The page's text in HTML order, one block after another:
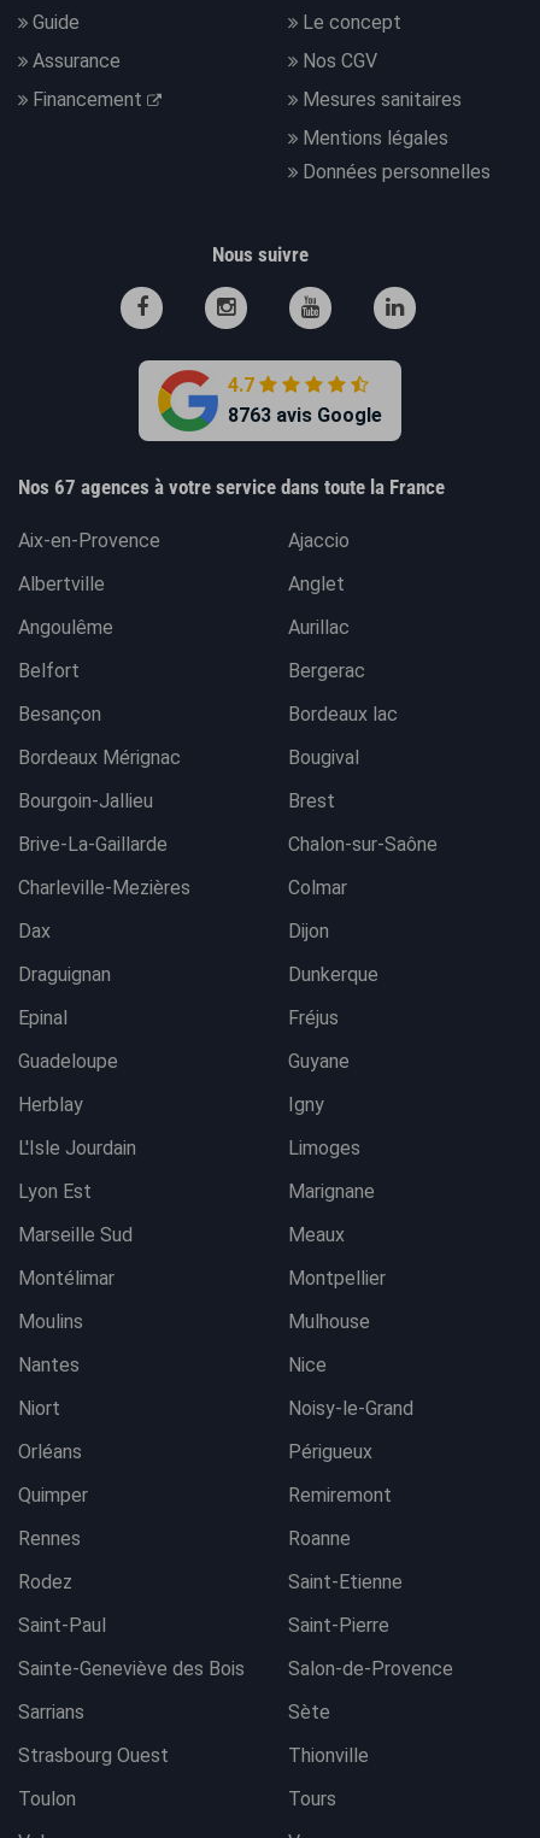
Guide
Assurance
Financement
Le concept
Nos CGV
Mesures sanitaires
Mentions légales
Données personnelles
Nous suivre
4.7
8763 avis Google
Nos 67 agences à votre service dans toute la France
Aix-en-Provence
Ajaccio
Albertville
Anglet
Angoulême
Aurillac
Belfort
Bergerac
Besançon
Bordeaux lac
Bordeaux Mérignac
Bougival
Bourgoin-Jallieu
Brest
Brive-La-Gaillarde
Chalon-sur-Saône
Charleville-Mezières
Colmar
Dax
Dijon
Draguignan
Dunkerque
Epinal
Fréjus
Guadeloupe
Guyane
Herblay
Igny
L'Isle Jourdain
Limoges
Lyon Est
Marignane
Marseille Sud
Meaux
Montélimar
Montpellier
Moulins
Mulhouse
Nantes
Nice
Niort
Noisy-le-Grand
Orléans
Périgueux
Quimper
Remiremont
Rennes
Roanne
Rodez
Saint-Etienne
Saint-Paul
Saint-Pierre
Sainte-Geneviève des Bois
Salon-de-Provence
Sarrians
Sète
Strasbourg Ouest
Thionville
Toulon
Tours